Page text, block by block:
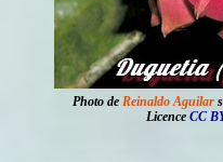
Photo de Reinaldo Aguilar
Licence CC